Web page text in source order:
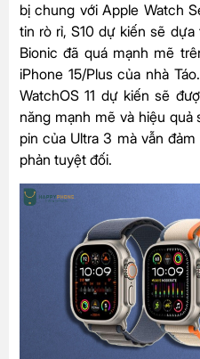
bị chung vớiApple Watch
tin rò rỉ, S10 dự kiến sẽ
Bionic đã quá mạnh mẽ
iPhone 15/Pluscủa nhà
WatchOS 11 dự kiến sẽ
năng mạnh mẽ và hiệu
pin của Ultra 3 mà vẫn
phản tuyệt đối.